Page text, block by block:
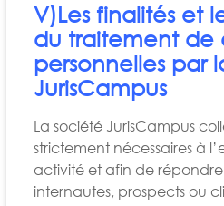
V)Les finalités et
du traitement de
personnelles par
JurisCampus
La société JurisCampus
strictement nécessaires à
activité et afin de
internautes, prospects ou